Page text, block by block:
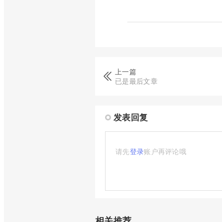
上一篇
已是最后文章
发表回复
请先登录账户再评论哦